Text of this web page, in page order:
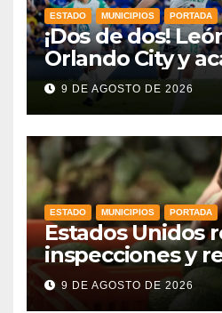
ESTADO MUNICIPIOS PORTADA
¡Dos de dos!
Orlando City y
cuartos de final
9 DE AGOSTO DE 2026
ESTADO MUNICIPIOS PORTADA
Estados Unidos
inspecciones y
exportación de
mexicano
9 DE AGOSTO DE 2026